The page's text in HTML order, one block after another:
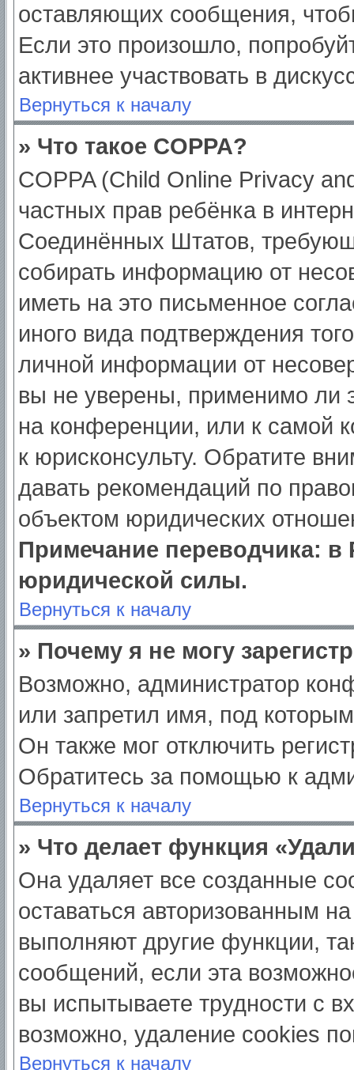
оставляющих сообщения,
Если это произошло,
активнее участвовать в
Вернуться к началу
» Что такое COPPA?
COPPA (Child Online Privacy
частных прав ребёнка в
Соединённых Штатов,
собирать информацию от
иметь на это письменное
иного вида подтверждения
личной информации от
вы не уверены, применимо ли
на конференции, или к самой
к юрисконсульту. Обратите
давать рекомендаций по
объектом юридических
Примечание переводчика: в
юридической силы.
Вернуться к началу
» Почему я не могу
Возможно, администратор
или запретил имя, под
Он также мог отключить
Обратитесь за помощью к
Вернуться к началу
» Что делает функция
Она удаляет все созданные
оставаться авторизованным
выполняют другие функции,
сообщений, если эта
вы испытываете трудности с
возможно, удаление cookies
Вернуться к началу